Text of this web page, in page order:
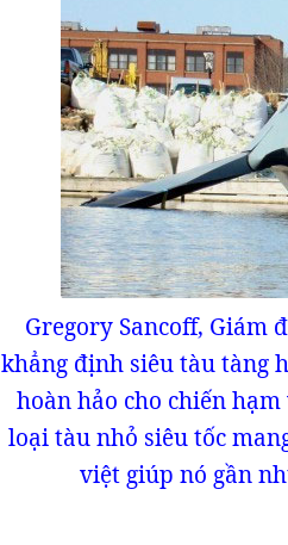
Gregory Sancoff, Giám
khẳng định siêu tàu tàng
hoàn hảo cho chiến
loại tàu nhỏ siêu tốc
việt giúp nó gần